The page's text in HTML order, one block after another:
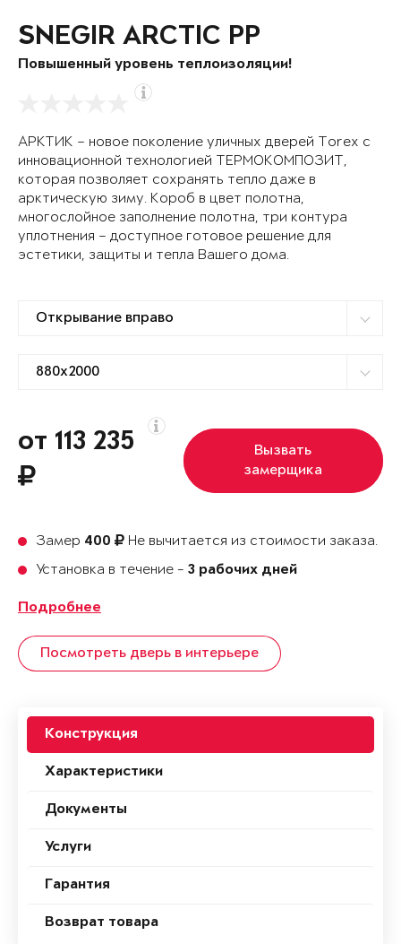
SNEGIR ARCTIC PP
Повышенный уровень теплоизоляции!
АРКТИК – новое поколение уличных дверей Torex с
инновационной технологией ТЕРМОКОМПОЗИТ,
которая позволяет сохранять тепло даже в
арктическую зиму. Короб в цвет полотна,
многослойное заполнение полотна, три контура
уплотнения – доступное готовое решение для
эстетики, защиты и тепла Вашего дома.
от 113 235
Вызвать
замерщика
Замер 400
Не вычитается из стоимости заказа.
Установка в течение - 3 рабочих дней
Подробнее
Посмотреть дверь в интерьере
Конструкция
Характеристики
Документы
Услуги
Гарантия
Возврат товара